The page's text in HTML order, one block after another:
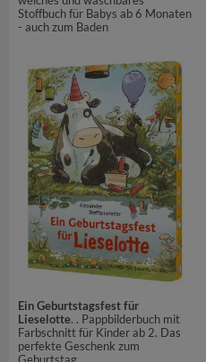
Stoffbuch für Babys ab 6 Monaten
- auch zum Baden
Ein Geburtstagsfest für
Lieselotte. . Pappbilderbuch mit
Farbschnitt für Kinder ab 2. Das
perfekte Geschenk zum
Geburtstag